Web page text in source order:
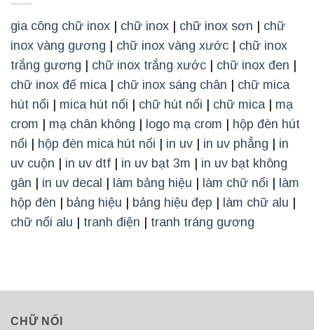
gia công chữ inox chữ inox chữ inox sơn
chữ
inox vàng gương
chữ inox vàng xước
chữ inox
trắng gương
chữ inox trắng xước chữ inox đen
chữ inox đế mica| chữ inox sáng chân
chữ mica
hút nổi
mica hút nổi chữ hút nổi chữ mica| mạ
crom
mạ chân không logo mạ crom
hộp đèn hút
nổi
hộp đèn mica hút nổi in uv in uv phẳng
in
uv cuộn
in uv dtf in uv bạt 3m
in uv bạt không
gân
in uv decal làm bảng hiệu làm chữ nổi
làm
hộp đèn
bảng hiệu bảng hiệu đẹp làm chữ alu
chữ nổi alu
tranh điện tranh tráng gương
CHỮ NỔI